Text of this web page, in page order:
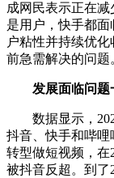
成网民表示正在
是用户，快手都
户粘性并持续优
前急需解决的问题
发展面临问题
数据显示，
抖音、快手和哔哩
转型做短视频，在
被抖音反超。到了